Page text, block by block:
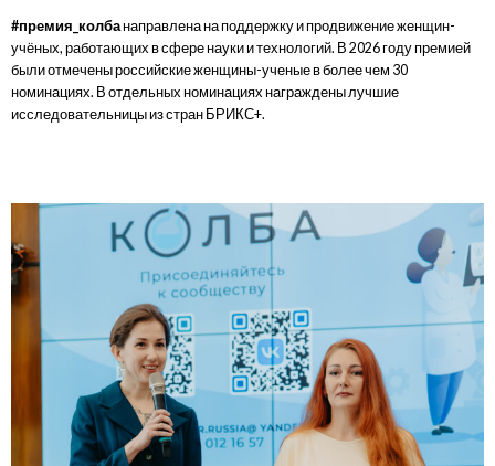
#премия_колбанаправлена на поддержку и продвижение женщин-
учёных, работающих в сфере науки и технологий. В 2026 году премией
были отмечены российские женщины-ученые в более чем 30
номинациях. В отдельных номинациях награждены лучшие
исследовательницы из стран БРИКС+.